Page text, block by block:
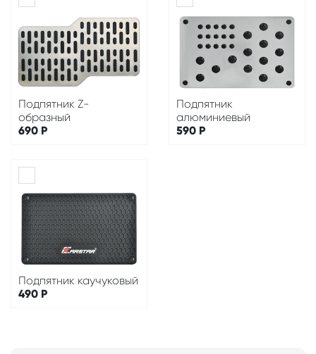
Подпятник Z-
образный
690 Р
Подпятник
алюминиевый
590 Р
Подпятник каучуковый
490 Р